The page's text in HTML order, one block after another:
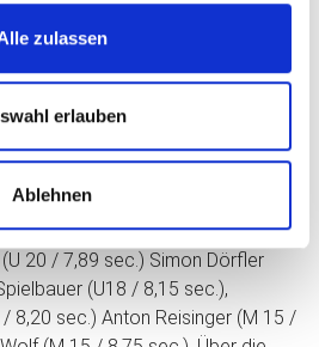
zulassen
erlauben
Ablehnen
Richard Gottschalk lief die 1500 m
Vanessa Tuma (U18 / 8,37 sec.),
sec.), Hannah Krohn (F / 8,70
/ 8,78 sec.), Annika Bruischütz
sec.). bei den Mädels sowie
sec.), Justus Höhe (M / 7,85 sec.),
20 / 7,89 sec.) Simon Dörfler
(U18 / 8,15 sec.),
8,20 sec.) Anton Reisinger (M 15 /